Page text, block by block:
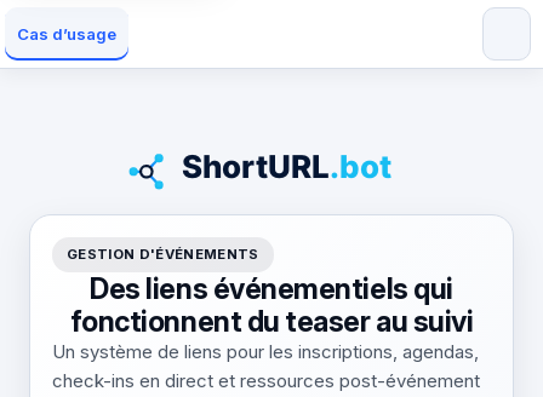
Cas d’usage
GESTION D'ÉVÉNEMENTS
Des liens événementiels qui
fonctionnent du teaser au suivi
Un système de liens pour les inscriptions, agendas,
check-ins en direct et ressources post-événement